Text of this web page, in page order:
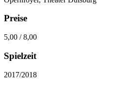
Preise
5,00 / 8,00
Spielzeit
2017/2018